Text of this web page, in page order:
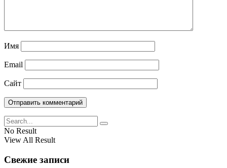
Имя
Email
Сайт
No Result
View All Result
Свежие записи